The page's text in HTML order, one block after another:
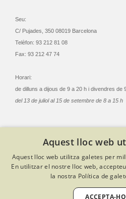
Seu:
C/ Pujades, 350 08019 Barcelona
Telèfon: 93 212 81 08
Fax: 93 212 47 74
Horari:
de dilluns a dijous de 9 a 20 h i divendres de
del 13 de juliol al 15 de setembre de 8 a 15 h
© Col·legi Oficial Infermeres i Infermers de
Criteris de privacitat
Política de cookies
Política de protecció de dades
Desenvolupat
Aquest lloc web
Aquest lloc web utilitza galetes per
En utilitzar el nostre lloc web,
la nostra Política de
ACCEPTA-